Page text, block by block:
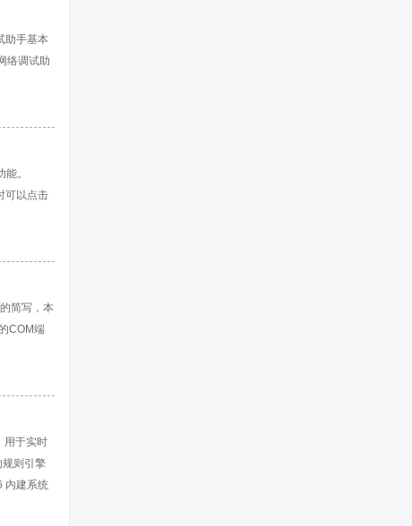
助手基本
络调试助
。
可以点击
简写，本
COM端
用于实时
规则引擎
内建系统
助教程》